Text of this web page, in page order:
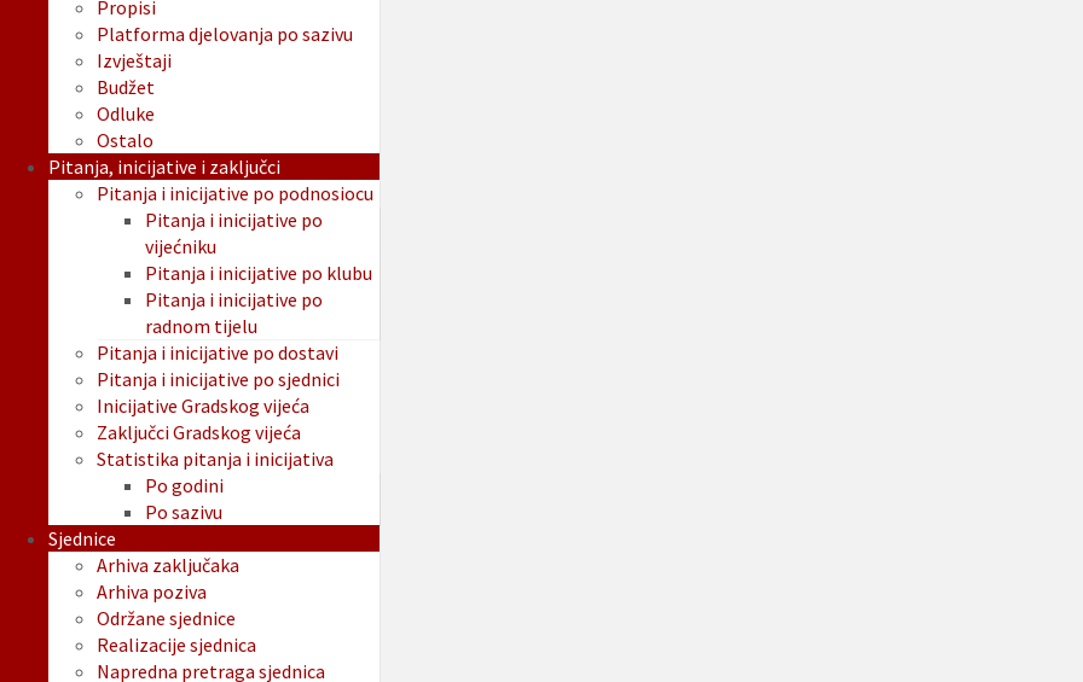
Propisi
Platforma djelovanja po sazivu
Izvještaji
Budžet
Odluke
Ostalo
Pitanja, inicijative i zaključci
Pitanja i inicijative po podnosiocu
Pitanja i inicijative po
vijećniku
Pitanja i inicijative po klubu
Pitanja i inicijative po
radnom tijelu
Pitanja i inicijative po dostavi
Pitanja i inicijative po sjednici
Inicijative Gradskog vijeća
Zaključci Gradskog vijeća
Statistika pitanja i inicijativa
Po godini
Po sazivu
Sjednice
Arhiva zaključaka
Arhiva poziva
Održane sjednice
Realizacije sjednica
Napredna pretraga sjednica